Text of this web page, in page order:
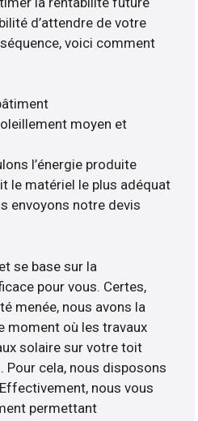
d’attendre de votre
voici comment
moyen et
l’énergie produite
le matériel le plus adéquat
envoyons notre devis
se base sur la
pour vous. Certes,
menée, nous avons la
moment où les travaux
solaire sur votre toit
cela, nous disposons
nous vous
permettant